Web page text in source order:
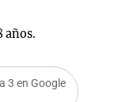
años.
3 en Google